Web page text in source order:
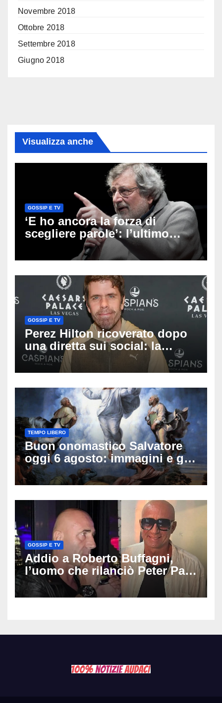
Novembre 2018
Ottobre 2018
Settembre 2018
Giugno 2018
Visualizza anche
GOSSIP E TV
‘E ho ancora la forza di
scegliere parole’: l’ultimo
viaggio di Francesco Guccini,
i fan in pellegrinaggio a
GOSSIP E TV
Perez Hilton ricoverato dopo
una diretta sui social: la
famiglia rompe il silenzio
sulle sue condizioni
TEMPO LIBERO
Buon onomastico Salvatore
oggi 6 agosto: immagini e gif
di auguri da condividere
GOSSIP E TV
Addio a Roberto Buffagni,
l’uomo che rilanciò Peter Pan
e Villa delle Rose: aveva 59
anni